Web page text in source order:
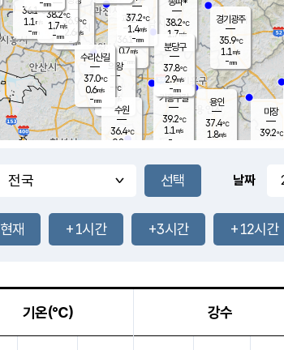
과천
36.1℃
0.7m/s
- mm
-mm
-mm
용인
37.4℃
1.8m/s
경기광주
35.9℃
1.1 m/s
-mm
34.3
℃
37.5℃
1.6m/s
-mm
마장
39.2℃
의왕
- ℃
m/s
mm
36.9 ℃
2.6 m/s
-mm
36.1℃
1.1 m/s
-mm
-mm
38.2℃
1.7m/s
-mm
38.2℃
1.7m/s
-mm
37.2℃
1.4m/s
-mm
기흥구갈
39.2℃
1.1 m/s
-
수리산길
37.0℃
0.6m/s
-mm
분당구
37.8℃
2.9m/s
-mm
-mm
수원
36.4℃
0.8 m/s
날짜
현재 +1시간 +3시간 +12시간
기온(℃) 강수